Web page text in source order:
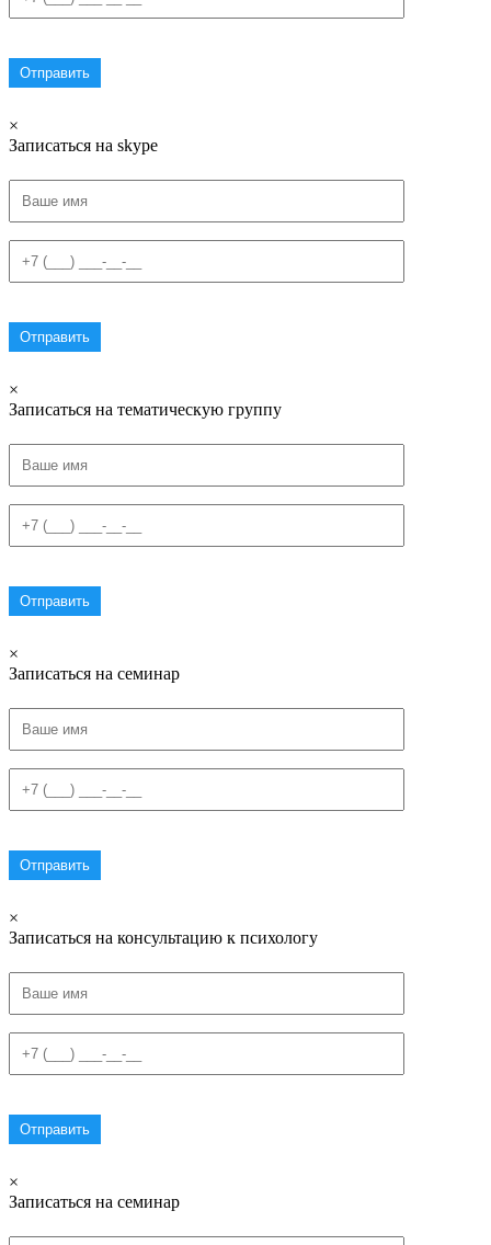
×
Записаться на skype
×
Записаться на тематическую группу
×
Записаться на семинар
×
Записаться на консультацию к психологу
×
Записаться на семинар